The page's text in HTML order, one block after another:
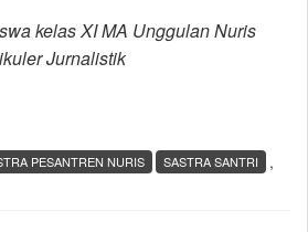
kelas XI MA Unggulan Nuris
Jurnalistik
,
PESANTREN NURIS SASTRA SANTRI